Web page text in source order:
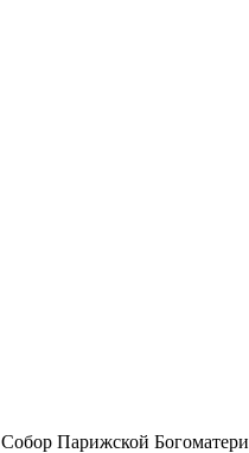
Собор Парижской Богоматери